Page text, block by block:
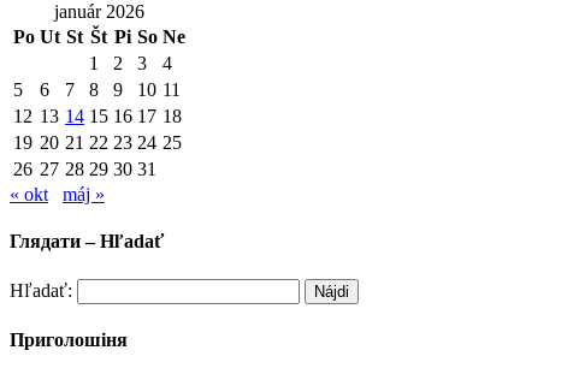
január 2026
Po Ut St Št Pi So Ne
1
2 3
4
5
6 7 8 9 10 11
12 13 14 15 16 17 18
19 20 21 22 23 24 25
26 27 28 29 30 31
« okt
máj »
Глядати – Hľadať
Hľadať:
Приголошіня